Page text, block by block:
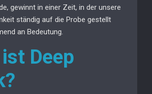
gewinnt in einer Zeit, in der unsere
ständig auf die Probe gestellt
an Bedeutung.
Deep